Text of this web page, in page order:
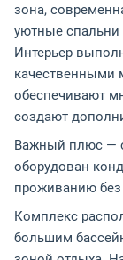
зона,
уютные спальни
Интерьер
качественными
обеспечивают
создают
Важный плюс —
оборудован
проживанию
Комплекс
большим